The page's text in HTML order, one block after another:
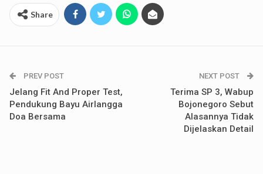
Share
PREV POST
Jelang Fit And Proper Test,
Pendukung Bayu Airlangga
Doa Bersama
NEXT POST
Terima SP 3, Wabup
Bojonegoro Sebut
Alasannya Tidak
Dijelaskan Detail